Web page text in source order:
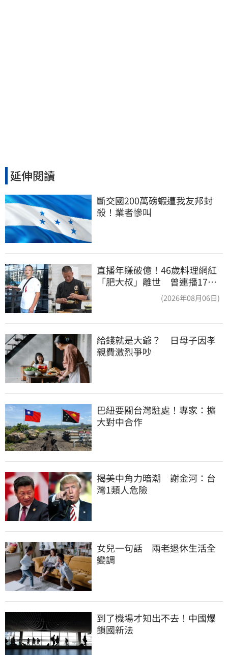
延伸閱讀
斷交國200萬磅蝦遭我友邦封
殺！業者慘叫
直播年賺破億！46歲料理網紅
「肥大叔」離世 曾連播17小
(2026年08月06日)
給錢就是大爺？　日母子因孝
親費激烈爭吵
巴紐要關台灣駐處！專家：擴
大對中合作
揭美中角力暗潮　謝金河：台
灣1類人危險
女兒一句話　兩老退休生活全
變調
到了機場才知出不去！中國爆
鎖國新法